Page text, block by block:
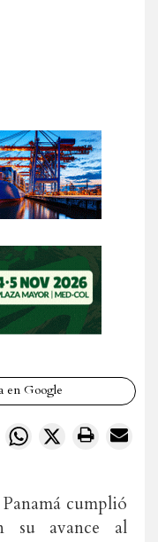
en Google
LinkedInWhatsApp
X
cumplió
su avance al